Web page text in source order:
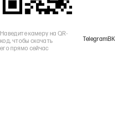
Наведите камеру на QR-
код, чтобы скачать
его прямо сейчас
Telegram